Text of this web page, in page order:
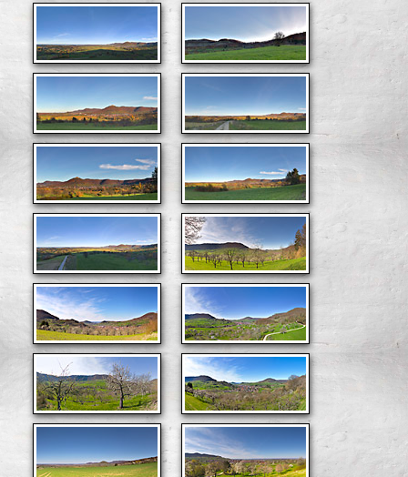
Stuttgart (Landkreis)
Tübingen (Landkreis)
Tuttlingen (Landkreis)
Ulm (Stadtkreis)
Österreich
Schwarzwald
Schweiz